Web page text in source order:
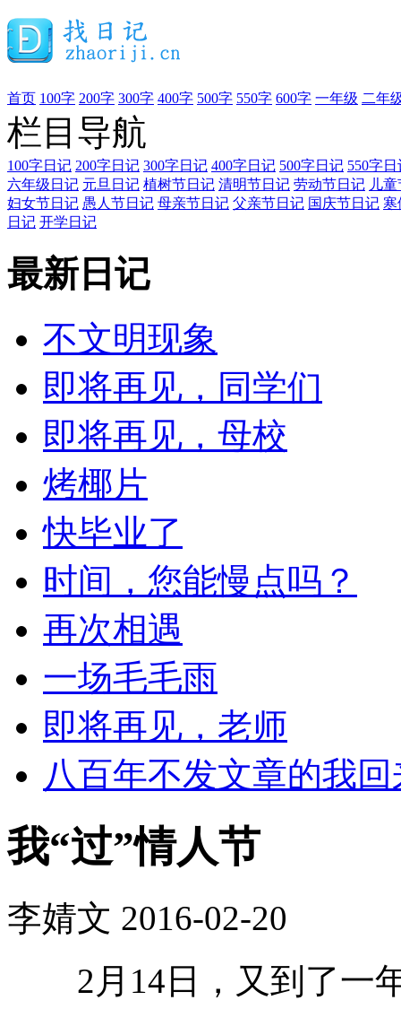
首页 100字 200字 300字 400字 500字 550字 600字 一年级 二年
栏目导航
100字日记 200字日记 300字日记 400字日记 500字日记 550字日
六年级日记 元旦日记 植树节日记 清明节日记 劳动节日记 儿
妇女节日记 愚人节日记 母亲节日记 父亲节日记 国庆节日记 寒
日记 开学日记
最新日记
不文明现象
即将再见，同学们
即将再见，母校
烤椰片
快毕业了
时间，您能慢点吗？
再次相遇
一场毛毛雨
即将再见，老师
八百年不发文章的我
我“过”情人节
李婧文 2016-02-20
2月14日，又到了一年